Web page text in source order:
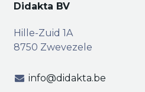
Didakta BV
Hille-Zuid 1A
8750 Zwevezele
info@didakta.be